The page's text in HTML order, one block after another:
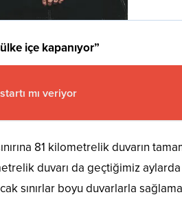
içe kapanıyor”
mı veriyor
81 kilometrelik duvarın
duvarı da geçtiğimiz
sınırlar boyu duvarlarla